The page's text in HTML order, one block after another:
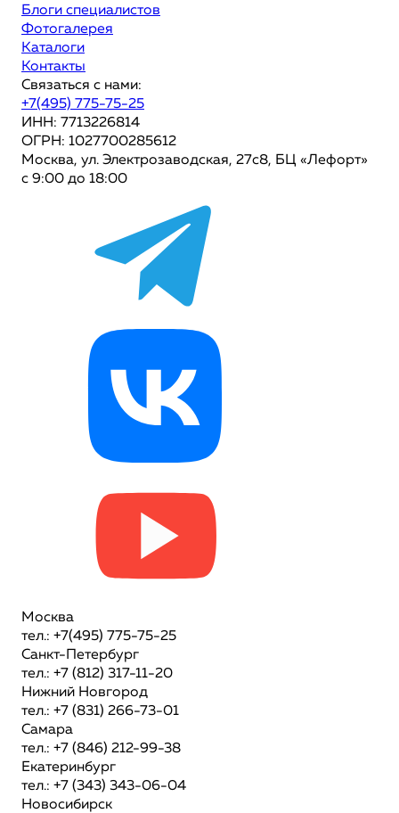
Блоги специалистов
Фотогалерея
Каталоги
Контакты
Связаться с нами:
+7(495) 775-75-25
ИНН: 7713226814
ОГРН: 1027700285612
Москва, ул. Электрозаводская, 27с8, БЦ «Лефорт»
с 9:00 до 18:00
Москва
тел.: +7(495) 775-75-25
Санкт-Петербург
тел.: +7 (812) 317-11-20
Нижний Новгород
тел.: +7 (831) 266-73-01
Самара
тел.: +7 (846) 212-99-38
Екатеринбург
тел.: +7 (343) 343-06-04
Новосибирск